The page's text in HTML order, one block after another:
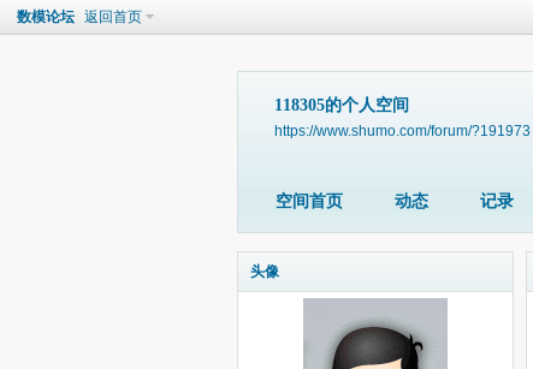
数模论坛 返回首页
118305的个人空间
https://www.shumo.com/forum/?191973
空间首页 动态 记录
头像